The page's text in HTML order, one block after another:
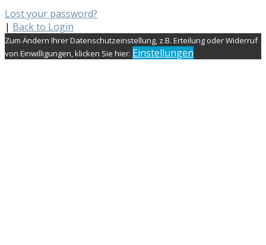
Lost your password?
| Back to Login
Zum Ändern Ihrer Datenschutzeinstellung, z.B. Erteilung oder Widerruf
von Einwilligungen, klicken Sie hier: Einstellungen